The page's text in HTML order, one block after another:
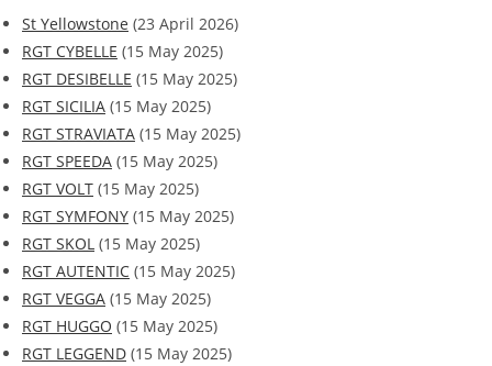
St Yellowstone (23 April 2026)
RGT CYBELLE (15 May 2025)
RGT DESIBELLE (15 May 2025)
RGT SICILIA (15 May 2025)
RGT STRAVIATA (15 May 2025)
RGT SPEEDA (15 May 2025)
RGT VOLT (15 May 2025)
RGT SYMFONY (15 May 2025)
RGT SKOL (15 May 2025)
RGT AUTENTIC (15 May 2025)
RGT VEGGA (15 May 2025)
RGT HUGGO (15 May 2025)
RGT LEGGEND (15 May 2025)